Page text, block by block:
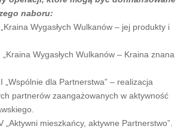
naboru:
Wygasłych Wulkanów – jej produkty i
Wygasłych Wulkanów – Kraina znana
„Wspólnie dla Partnerstwa” – realizacja
partnerów zaangażowanych w aktywność
„Aktywni mieszkańcy, aktywne Partnerstwo”.